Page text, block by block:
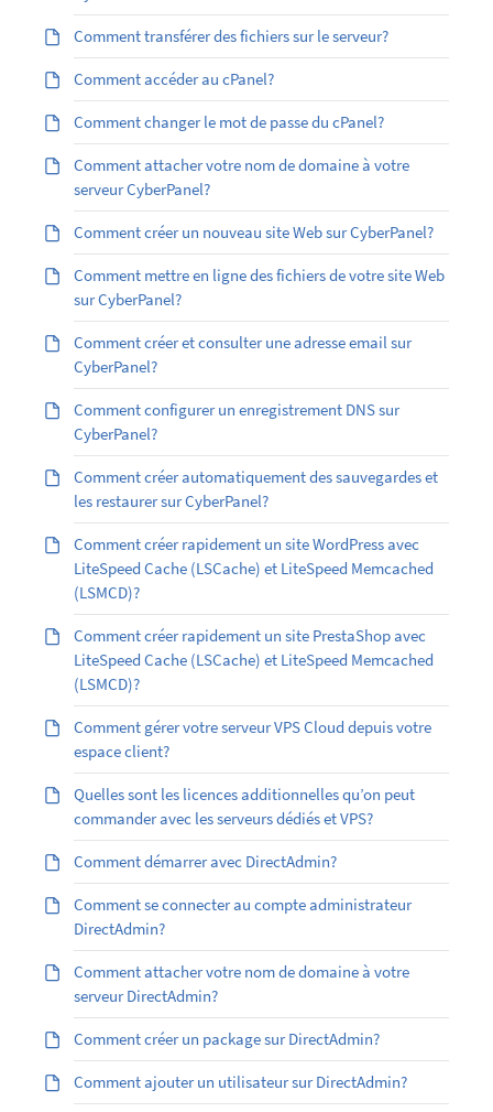
Comment transférer des fichiers sur le serveur?
Comment accéder au cPanel?
Comment changer le mot de passe du cPanel?
Comment attacher votre nom de domaine à votre
serveur CyberPanel?
Comment créer un nouveau site Web sur CyberPanel?
Comment mettre en ligne des fichiers de votre site Web
sur CyberPanel?
Comment créer et consulter une adresse email sur
CyberPanel?
Comment configurer un enregistrement DNS sur
CyberPanel?
Comment créer automatiquement des sauvegardes et
les restaurer sur CyberPanel?
Comment créer rapidement un site WordPress avec
LiteSpeed Cache (LSCache) et LiteSpeed Memcached
(LSMCD)?
Comment créer rapidement un site PrestaShop avec
LiteSpeed Cache (LSCache) et LiteSpeed Memcached
(LSMCD)?
Comment gérer votre serveur VPS Cloud depuis votre
espace client?
Quelles sont les licences additionnelles qu’on peut
commander avec les serveurs dédiés et VPS?
Comment démarrer avec DirectAdmin?
Comment se connecter au compte administrateur
DirectAdmin?
Comment attacher votre nom de domaine à votre
serveur DirectAdmin?
Comment créer un package sur DirectAdmin?
Comment ajouter un utilisateur sur DirectAdmin?